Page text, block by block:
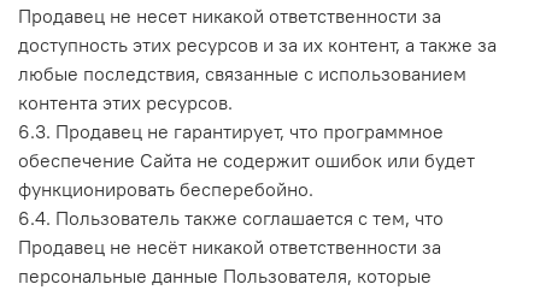
Продавец не несет никакой ответственности за
доступность этих ресурсов и за их контент, а также за
любые последствия, связанные с использованием
контента этих ресурсов.
6.3. Продавец не гарантирует, что программное
обеспечение Сайта не содержит ошибок или будет
функционировать бесперебойно.
6.4. Пользователь также соглашается с тем, что
Продавец не несёт никакой ответственности за
персональные данные Пользователя, которые